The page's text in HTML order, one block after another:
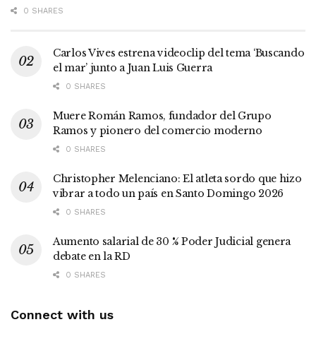
0 SHARES
Carlos Vives estrena videoclip del tema ‘Buscando
el mar’ junto a Juan Luis Guerra
0 SHARES
Muere Román Ramos, fundador del Grupo
Ramos y pionero del comercio moderno
0 SHARES
Christopher Melenciano: El atleta sordo que hizo
vibrar a todo un país en Santo Domingo 2026
0 SHARES
Aumento salarial de 30 % Poder Judicial genera
debate en la RD
0 SHARES
Connect with us